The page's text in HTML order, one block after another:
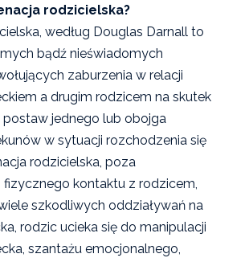
rodzicielska?
według Douglas Darnall to
bądź nieświadomych
zaburzenia w relacji
a drugim rodzicem na skutek
postaw jednego lub obojga
w sytuacji rozchodzenia się
rodzicielska, poza
fizycznego kontaktu z rodzicem,
szkodliwych oddziaływań na
rodzic ucieka się do manipulacji
szantażu emocjonalnego,